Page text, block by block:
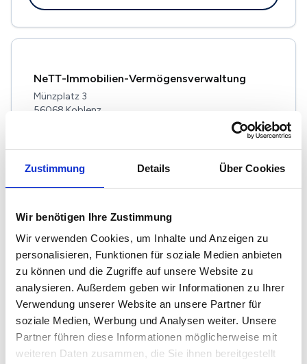
Zustimmung Details Über Cookies
Wir benötigen Ihre Zustimmung
Wir verwenden Cookies, um Inhalte und Anzeigen zu
personalisieren, Funktionen für soziale Medien anbieten
zu können und die Zugriffe auf unsere Website zu
analysieren. Außerdem geben wir Informationen zu Ihrer
Verwendung unserer Website an unsere Partner für
soziale Medien, Werbung und Analysen weiter. Unsere
Partner führen diese Informationen möglicherweise mit
weiteren Daten zusammen, die Sie ihnen bereitgestellt
NeTT-Immobilien-Vermögensverwaltung
Münzplatz 3
56068 Koblenz
Münzplatz 10
56068 Koblenz
Maklerprofil ansehen